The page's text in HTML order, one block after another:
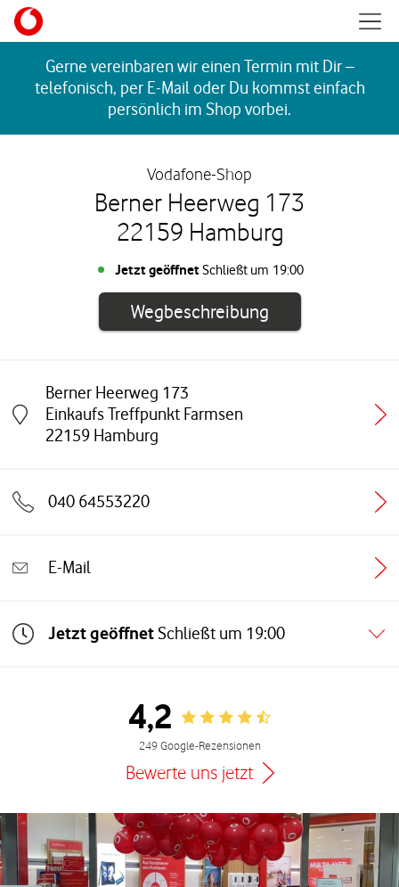
Skip to content
Gerne vereinbaren wir einen Termin mit Dir –
telefonisch, per E-Mail oder Du kommst einfach
persönlich im Shop vorbei.
Vodafone-Shop
Berner Heerweg 173
22159 Hamburg
Jetzt geöffnetSchließt um 19:00
WegbeschreibungLink öffnet in
Berner Heerweg 173
Einkaufs Treffpunkt Farmsen
22159 Hamburg
Link öffnet in einem neuen Tab
040 64553220
E-Mail
Jetzt geöffnet Schließt um 19:00
4,2 Rating 4.2
249 Google-Rezensionen
Bewerte uns jetzt